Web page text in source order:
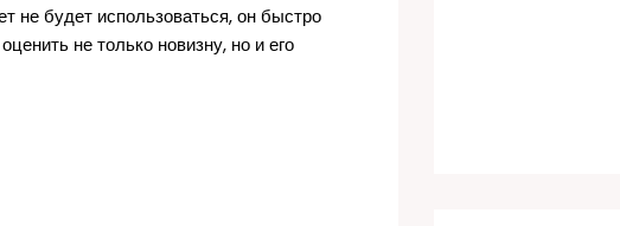
не будет использоваться, он быстро
не только новизну, но и его